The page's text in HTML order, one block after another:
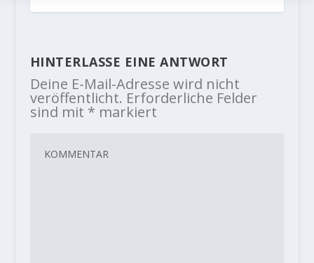
HINTERLASSE EINE ANTWORT
Deine E-Mail-Adresse wird nicht
veröffentlicht. Erforderliche Felder
sind mit * markiert